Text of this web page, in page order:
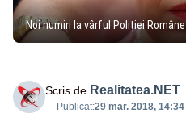
Noi numiri la vârful Poliției Române
Scris de Realitatea.NET
Publicat:29 mar. 2018, 14:34